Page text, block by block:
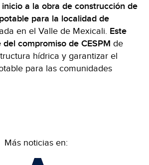
a la obra de construcción de
para la localidad de
en el Valle de Mexicali. Este
compromiso de CESPM de
hídrica y garantizar el
para las comunidades
Más noticias en: